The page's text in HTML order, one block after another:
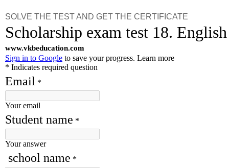
SOLVE THE TEST AND GET THE CERTIFICATE